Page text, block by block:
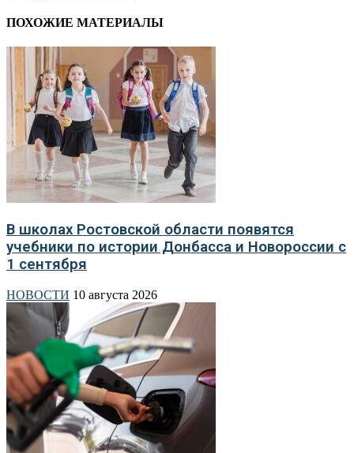
ПОХОЖИЕ МАТЕРИАЛЫ
В школах Ростовской области появятся
учебники по истории Донбасса и Новороссии с
1 сентября
НОВОСТИ 10 августа 2026